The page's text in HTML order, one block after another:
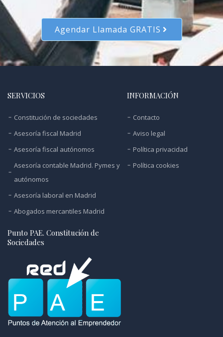
Agendar Llamada GRATIS
SERVICIOS
Constitución de sociedades
Asesoría fiscal Madrid
Asesoría fiscal autónomos
Asesoría contable Madrid. Pymes y
autónomos
Asesoría laboral en Madrid
Abogados mercantiles Madrid
Punto PAE. Constitución de
Sociedades
INFORMACIÓN
Contacto
Aviso legal
Política privacidad
Política cookies